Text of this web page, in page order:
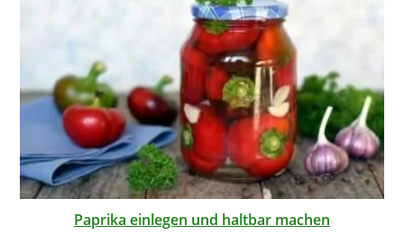
Paprika einlegen und haltbar machen